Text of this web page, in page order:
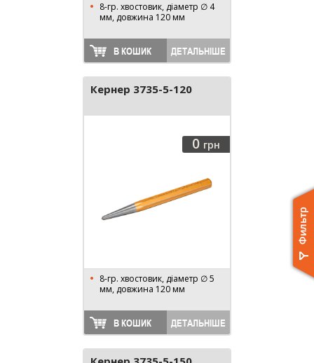
8-гр. хвостовик, діаметр ∅ 4
мм, довжина 120 мм
В КОШИК ДЕТАЛЬНІШЕ
Кернер 3735-5-120
0 грн
8-гр. хвостовик, діаметр ∅ 5
мм, довжина 120 мм
В КОШИК ДЕТАЛЬНІШЕ